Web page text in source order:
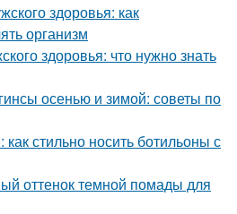
здоровья: как
организм
здоровья: что нужно знать
осенью и зимой: советы по
стильно носить ботильоны с
оттенок темной помады для